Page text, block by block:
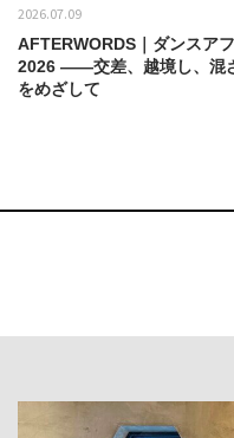
2026.07.09
AFTERWORDS｜ダンスア
2026 ——交差、越境し、混
をめざして